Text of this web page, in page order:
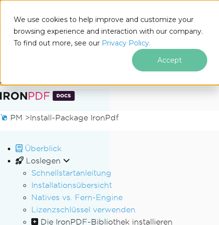
We use cookies to help improve and customize your
browsing experience and interaction with our company.
To find out more, see our Privacy Policy.
Accept
Zum Fußzeileninhalt springen
Docs
PM >Install-Package IronPdf
Überblick
Loslegen
Schnellstartanleitung
Installationsübersicht
Natives vs. Fern-Engine
Lizenzschlüssel verwenden
Die IronPDF-Bibliothek installieren